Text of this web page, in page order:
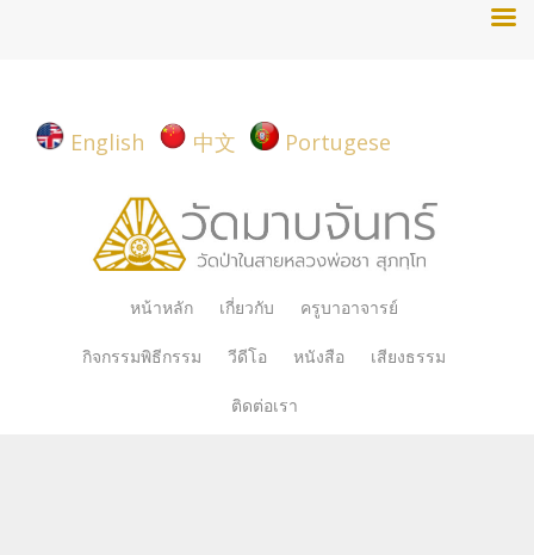
English 中文 Portugese
Skip
content
หน้าหลัก เกี่ยวกับ ครูบาอาจารย์
กิจกรรมพิธีกรรม วีดีโอ หนังสือ เสียงธรรม
ติดต่อเรา